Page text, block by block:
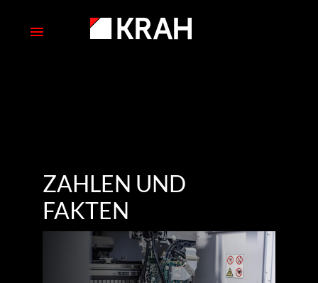
ZAHLEN UND
FAKTEN